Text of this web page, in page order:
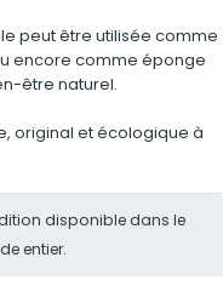
peut être utilisée comme
encore comme éponge
être naturel.
original et écologique à
disponible dans le
entier.